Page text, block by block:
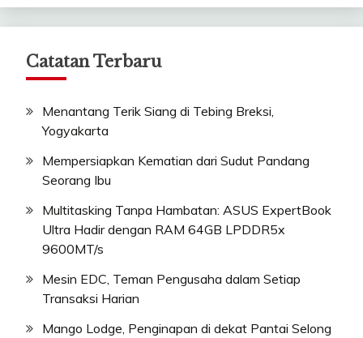
Catatan Terbaru
Menantang Terik Siang di Tebing Breksi,
Yogyakarta
Mempersiapkan Kematian dari Sudut Pandang
Seorang Ibu
Multitasking Tanpa Hambatan: ASUS ExpertBook
Ultra Hadir dengan RAM 64GB LPDDR5x
9600MT/s
Mesin EDC, Teman Pengusaha dalam Setiap
Transaksi Harian
Mango Lodge, Penginapan di dekat Pantai Selong